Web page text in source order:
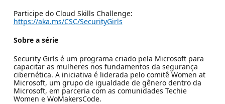
Participe do Cloud Skills Challenge:
https://aka.ms/CSC/SecurityGirls
Sobre a série
Security Girls é um programa criado pela Microsoft para
capacitar as mulheres nos fundamentos da segurança
cibernética. A iniciativa é liderada pelo comitê Women at
Microsoft, um grupo de igualdade de gênero dentro da
Microsoft, em parceria com as comunidades Techie
Women e WoMakersCode.